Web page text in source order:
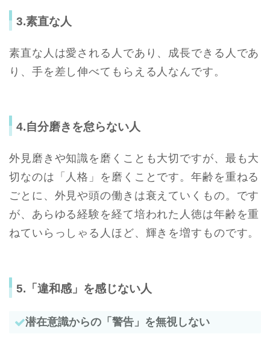
3.素直な人
素直な人は愛される人であり、成長できる人であ
り、手を差し伸べてもらえる人なんです。
4.自分磨きを怠らない人
外見磨きや知識を磨くことも大切ですが、最も大
切なのは「人格」を磨くことです。年齢を重ねる
ごとに、外見や頭の働きは衰えていくもの。です
が、あらゆる経験を経て培われた人徳は年齢を重
ねていらっしゃる人ほど、輝きを増すものです。
5.「違和感」を感じない人
潜在意識からの「警告」を無視しない